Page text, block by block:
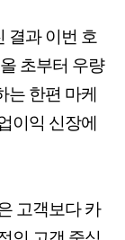
결과 이번 호
초부터 우량
는 한편 마케
이익 신장에
고객보다 카